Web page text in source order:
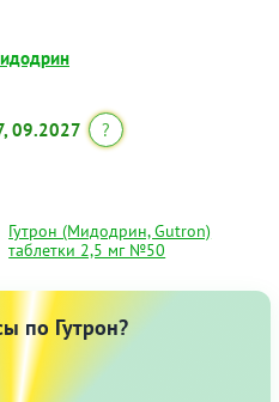
09.2027
?
Гутрон (Мидодрин, Gutron)
таблетки 2,5 мг №50
по Гутрон?